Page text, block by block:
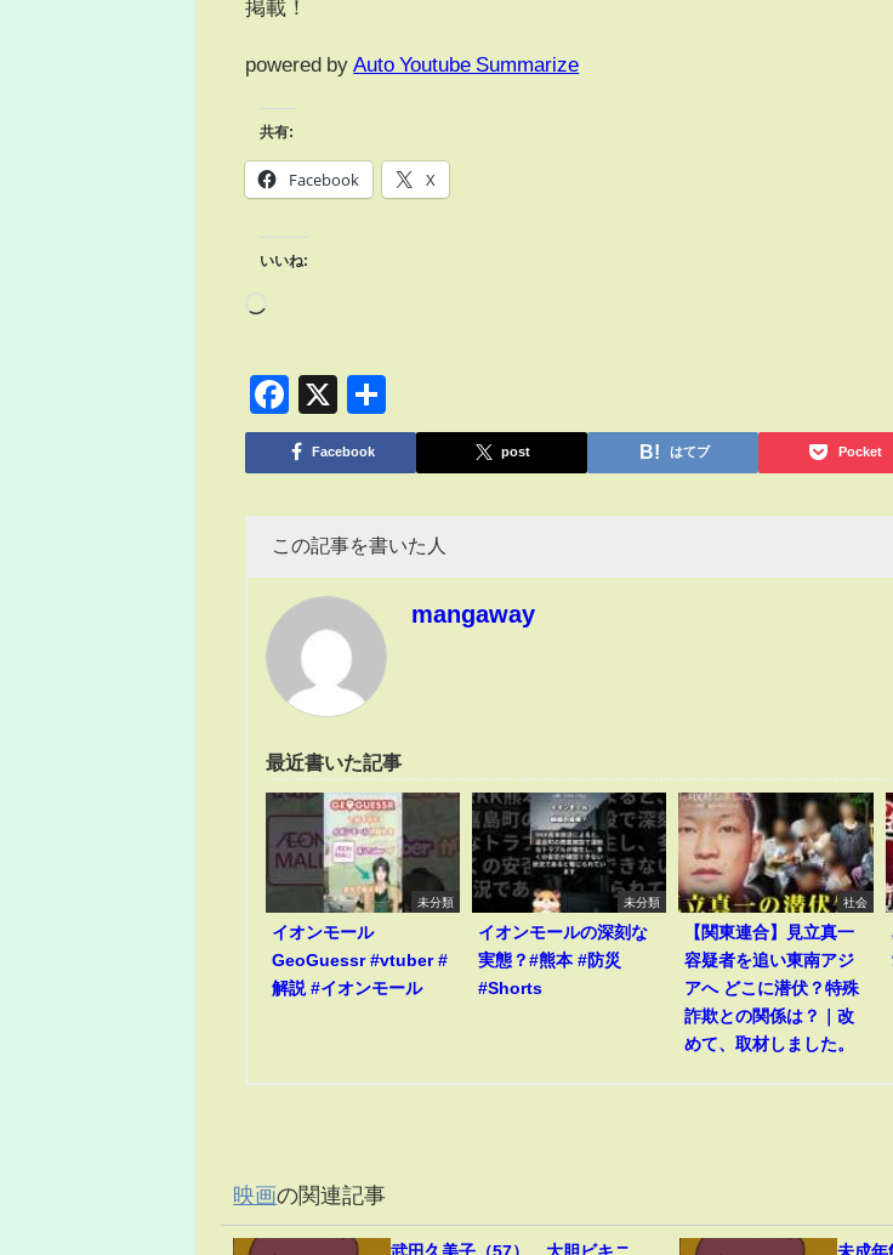
掲載！
powered by Auto Youtube Summarize
共有:
Facebook X
いいね:
Facebook
X
有
Facebook post はてブ Pocket
この記事を書いた人
mangaway
最近書いた記事
未分類
イオンモール
GeoGuessr #vtuber #
解説 #イオンモール
未分類
イオンモールの深刻な
実態？#熊本 #防災
#Shorts
社会
【関東連合】見立真一
容疑者を追い東南アジ
アへ どこに潜伏？特殊
詐欺との関係は？｜改
めて、取材しました。
映画の関連記事
武田久美子（57）、大胆ビキニ 未成年